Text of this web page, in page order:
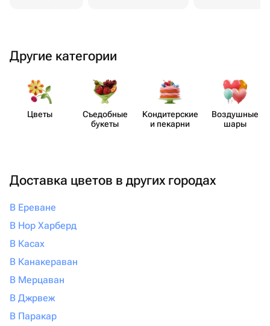
Другие категории
Цветы
Съедобные
букеты
Кондит​ерские
и пекарни
Воздушные
шары
Доставка цветов в других городах
В Ереване
В Нор Харберд
В Касах
В Канакераван
В Мерцаван
В Джрвеж
В Паракар